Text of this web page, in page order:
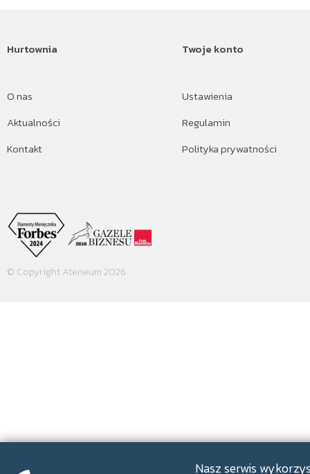
Hurtownia
O nas
Aktualności
Kontakt
Twoje konto
Ustawienia
Regulamin
Polityka prywatności
© Copyright Ateneum 2026
Nasz serwis